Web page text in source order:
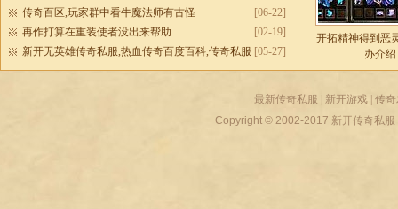
[06-22]
传奇百区,玩家群中看牛魔法师有古怪
[02-19]
再作打算在重装使者没出来帮助
[05-27]
新开无英雄传奇私服,热血传奇百度百科,传奇私服
万能登录器
开拓精神得到恶
办介绍
最新传奇私服 新开游戏 传
Copyright © 2002-2017 新开传奇私服